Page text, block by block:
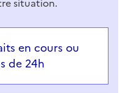
et les réponses
en cours ou
de 24h